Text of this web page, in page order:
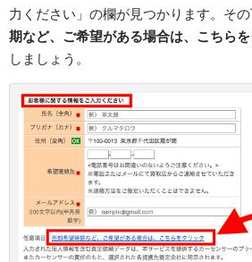
力ください」の欄が見つかります。そ
期など、ご希望がある場合は、こちらを
しましょう。